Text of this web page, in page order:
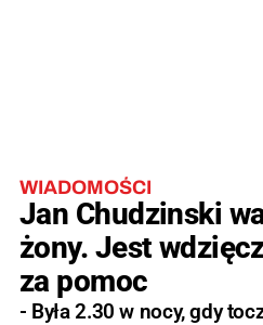
WIADOMOŚCI
Jan Chudzinski
żony. Jest
za pomoc
- Była 2.30 w nocy, gdy